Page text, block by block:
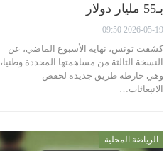
بـ55 مليار دولار
2026-05-19 09:50
كشفت تونس، نهاية الأسبوع الماضي، عن
النسخة الثالثة من مساهمتها المحددة وطنيا،
وهي خارطة طريق جديدة لخفض
الانبعاثات…
الرياضة المحلية